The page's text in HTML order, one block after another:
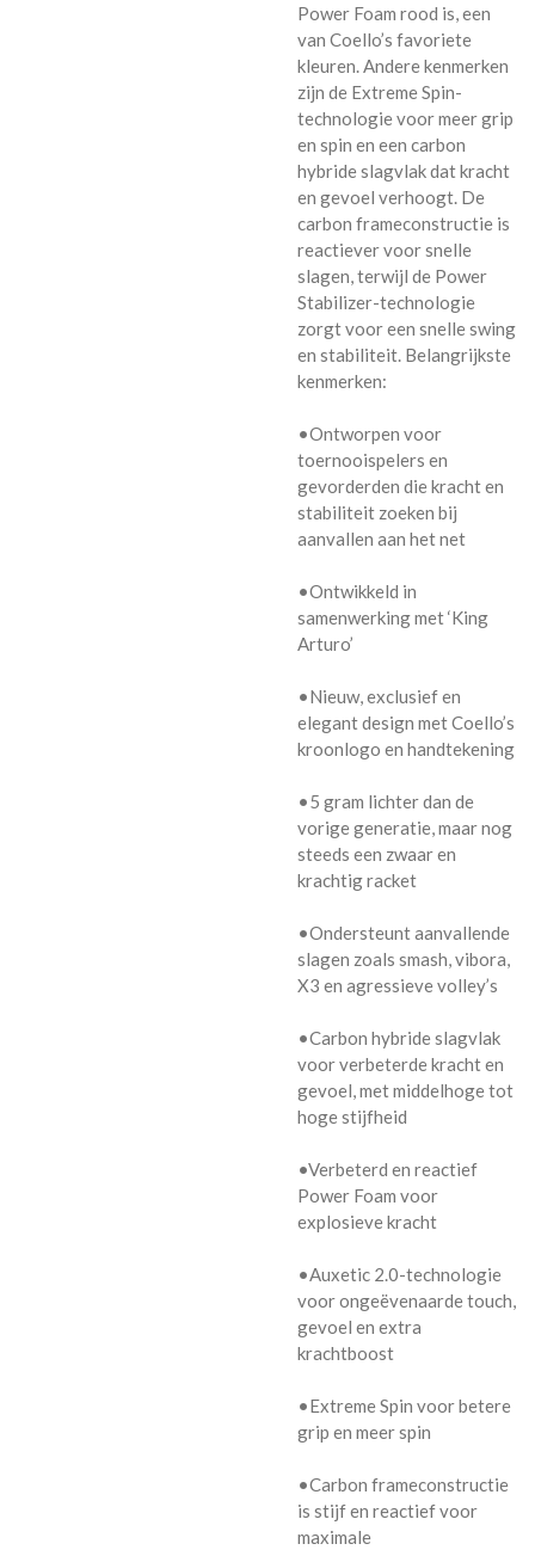
Power Foam rood is, een
van Coello’s favoriete
kleuren. Andere kenmerken
zijn de Extreme Spin-
technologie voor meer grip
en spin en een carbon
hybride slagvlak dat kracht
en gevoel verhoogt. De
carbon frameconstructie is
reactiever voor snelle
slagen, terwijl de Power
Stabilizer-technologie
zorgt voor een snelle swing
en stabiliteit. Belangrijkste
kenmerken:
•Ontworpen voor
toernooispelers en
gevorderden die kracht en
stabiliteit zoeken bij
aanvallen aan het net
•Ontwikkeld in
samenwerking met ‘King
Arturo’
•Nieuw, exclusief en
elegant design met Coello’s
kroonlogo en handtekening
•5 gram lichter dan de
vorige generatie, maar nog
steeds een zwaar en
krachtig racket
•Ondersteunt aanvallende
slagen zoals smash, vibora,
X3 en agressieve volley’s
•Carbon hybride slagvlak
voor verbeterde kracht en
gevoel, met middelhoge tot
hoge stijfheid
•Verbeterd en reactief
Power Foam voor
explosieve kracht
•Auxetic 2.0-technologie
voor ongeëvenaarde touch,
gevoel en extra
krachtboost
•Extreme Spin voor betere
grip en meer spin
•Carbon frameconstructie
is stijf en reactief voor
maximale